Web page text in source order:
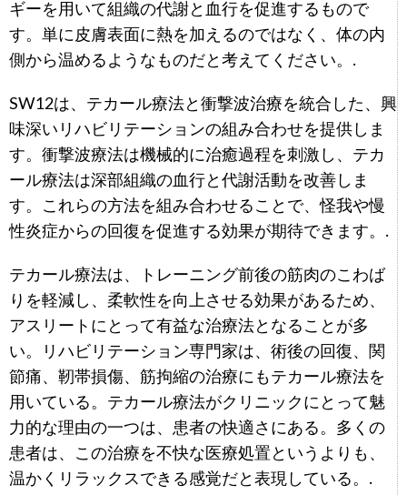
ギーを用いて組織の代謝と血行を促進するもので
す。単に皮膚表面に熱を加えるのではなく、体の内
側から温めるようなものだと考えてください。.
SW12は、テカール療法と衝撃波治療を統合した、興
味深いリハビリテーションの組み合わせを提供しま
す。衝撃波療法は機械的に治癒過程を刺激し、テカ
ール療法は深部組織の血行と代謝活動を改善しま
す。これらの方法を組み合わせることで、怪我や慢
性炎症からの回復を促進する効果が期待できます。.
テカール療法は、トレーニング前後の筋肉のこわば
りを軽減し、柔軟性を向上させる効果があるため、
アスリートにとって有益な治療法となることが多
い。リハビリテーション専門家は、術後の回復、関
節痛、靭帯損傷、筋拘縮の治療にもテカール療法を
用いている。テカール療法がクリニックにとって魅
力的な理由の一つは、患者の快適さにある。多くの
患者は、この治療を不快な医療処置というよりも、
温かくリラックスできる感覚だと表現している。.